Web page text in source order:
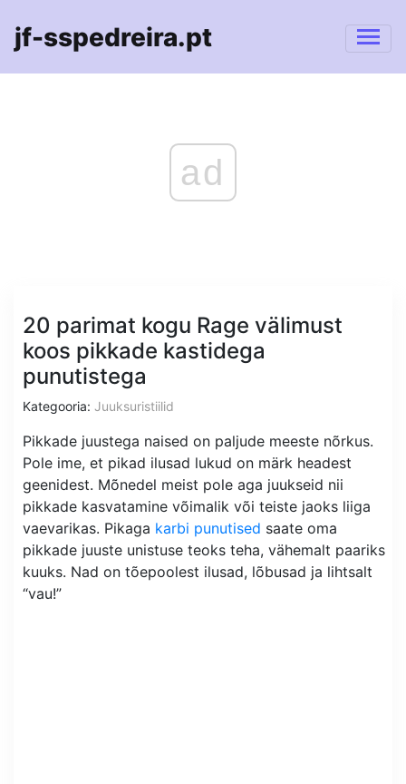
jf-sspedreira.pt
ad
20 parimat kogu Rage välimust
koos pikkade kastidega
punutistega
Kategooria: Juuksuristiilid
Pikkade juustega naised on paljude meeste nõrkus.
Pole ime, et pikad ilusad lukud on märk headest
geenidest. Mõnedel meist pole aga juukseid nii
pikkade kasvatamine võimalik või teiste jaoks liiga
vaevarikas. Pikaga karbi punutised saate oma
pikkade juuste unistuse teoks teha, vähemalt paariks
kuuks. Nad on tõepoolest ilusad, lõbusad ja lihtsalt
“vau!”